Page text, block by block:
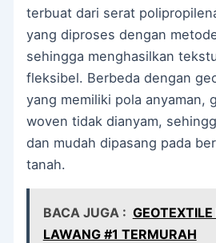
terbuat dari serat
yang diproses dengan
sehingga menghasilkan
fleksibel. Berbeda dengan
yang memiliki pola anyaman,
woven tidak dianyam,
dan mudah dipasang pada
tanah.
BACA JUGA :
LAWANG #1 TERMURAH